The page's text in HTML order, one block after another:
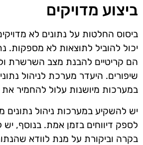
ביצוע מדויקים
ביסוס החלטות על נתונים לא
יכול להוביל לתוצאות לא מספקות.
הם קריטיים להבנת מצב השרשרת
שיפורים. היעדר מערכת לניהול
במערכות מיושנות עלול להחמיר
יש להשקיע במערכות ניהול נתונים
לספק דיווחים בזמן אמת. בנוסף, יש
בקרה וביקורת על מנת לוודא